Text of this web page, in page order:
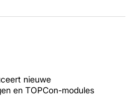
nieuwe
en TOPCon-modules